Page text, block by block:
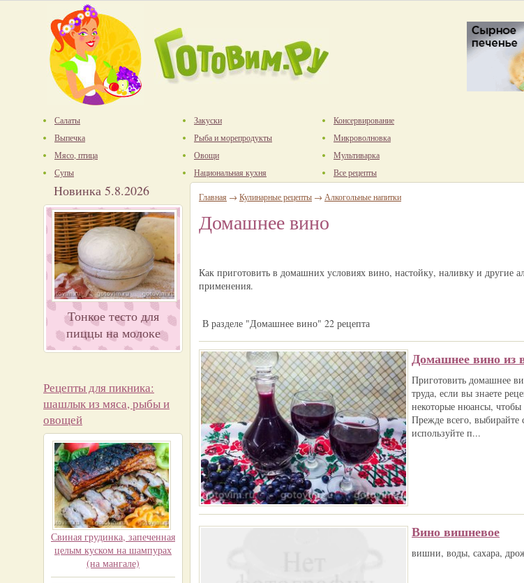
Салаты
Выпечка
Мясо, птица
Супы
Закуски
Рыба и морепродукты
Овощи
Национальная кухня
Консервирование
Микроволновка
Мультиварка
Все рецепты
Новинка 5.8.2026
Тонкое тесто для
пиццы на молоке
Рецепты для пикника:
шашлык из мяса, рыбы и
овощей
Свиная грудинка, запеченная
целым куском на шампурах
(на мангале)
Главная → Кулинарные рецепты → Алкогольные напитки
Домашнее вино
Как приготовить в домашних условиях вино, настойку, наливку и другие
применения.
В разделе "Домашнее вино" 22 рецепта
Домашнее вино из
Приготовить домашнее
труда, если вы знаете
некоторые нюансы, чтобы
Прежде всего, выбирайте
используйте п...
Вино вишневое
вишни, воды, сахара,